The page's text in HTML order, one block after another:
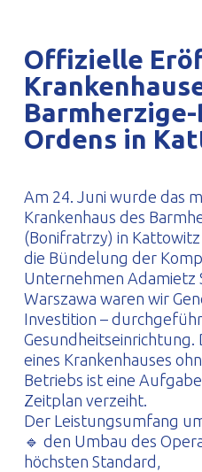
Offizielle
Ordens in
Am 24. Juni wurde das
Krankenhaus des
(Bonifratrzy) in
die Bündelung der
Unternehmen Adamietz
Warszawa waren wir
Investition –
Gesundheitseinrichtung.
eines Krankenhauses
Betriebs ist eine
Zeitplan verzeiht.
Der Leistungsumfang
🔹 den Umbau des
höchsten Standard,